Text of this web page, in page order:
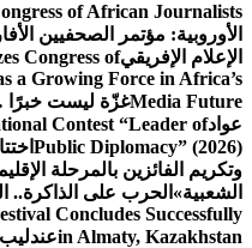
of African Journalists
الإعلام الإفريقيCongress of
a Growing Force in Africa’s
Media Futureغزّة ليست خبرًا
عوادContest “Leader of
Public Diplomacy” (2026)
وتكريم الفائزين بالمرحلة
الشعبية» الحرب على
Concludes Successfully
in Almaty, Kazakhstanعندليب